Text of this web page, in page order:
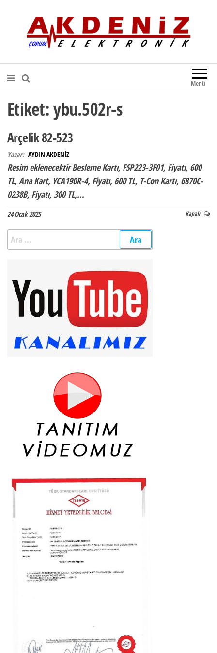
Akdeniz Elektronik
Teknik Destek, Kaliteli Hizmet |
Çorum Elektronik Firması
Menü
Etiket:ybu.502r-s
Arçelik 82-523
Yazar: AYDIN AKDENİZ
Resim eklenecektir Besleme Kartı, FSP223-3F01, Fiyatı, 600
TL, Ana Kart, YCA190R-4, Fiyatı, 600 TL, T-Con Kartı, 6870C-
0238B, Fiyatı, 300 TL,…
24 Ocak 2025 Kapalı
Arama: